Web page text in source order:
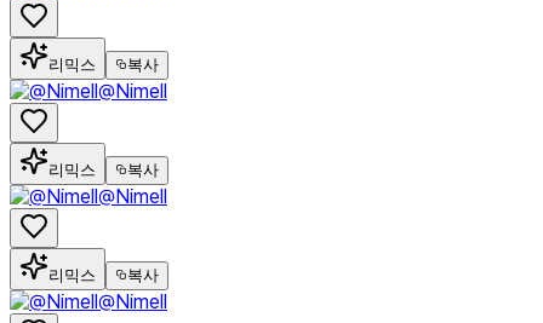
리믹스 복사
@Nimell
리믹스 복사
@Nimell
리믹스 복사
@Nimell